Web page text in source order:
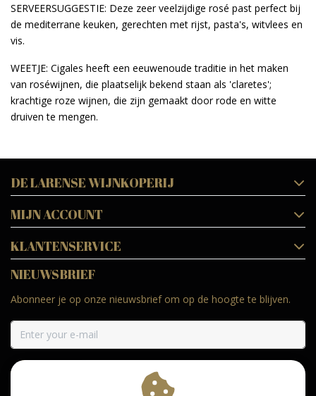
SERVEERSUGGESTIE: Deze zeer veelzijdige rosé past perfect bij
de mediterrane keuken, gerechten met rijst, pasta's, witvlees en
vis.
WEETJE: Cigales heeft een eeuwenoude traditie in het maken
van roséwijnen, die plaatselijk bekend staan als 'claretes';
krachtige roze wijnen, die zijn gemaakt door rode en witte
druiven te mengen.
DE LARENSE WIJNKOPERIJ
MIJN ACCOUNT
KLANTENSERVICE
NIEUWSBRIEF
Abonneer je op onze nieuwsbrief om op de hoogte te blijven.